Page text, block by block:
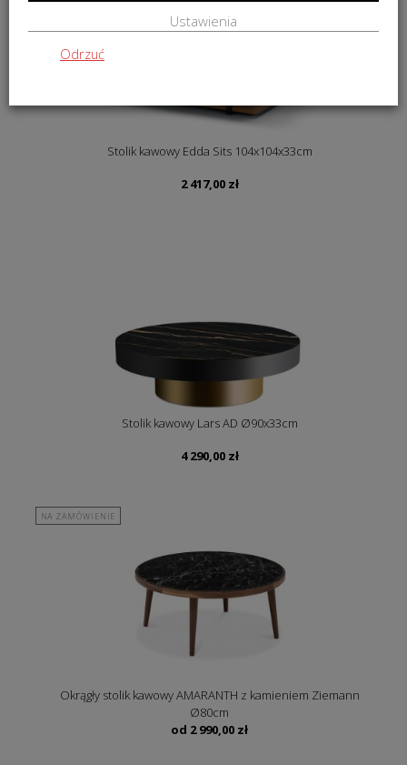
Stolik kawowy Edda Sits 104x104x33cm
2 417,00 zł
Stolik kawowy Lars AD Ø90x33cm
4 290,00 zł
NA ZAMÓWIENIE
Okrągły stolik kawowy AMARANTH z kamieniem Ziemann
Ø80cm
od 2 990,00 zł
Ustawienia
Odrzuć